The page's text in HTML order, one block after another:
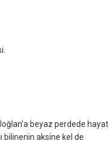
beyaz perdede hayat
bilinenin aksine kel de